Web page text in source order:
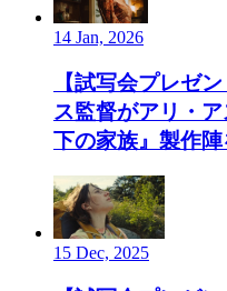
14 Jan, 2026
【試写会プレゼ
ス監督がアリ・
下の家族』製作陣
15 Dec, 2025